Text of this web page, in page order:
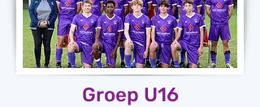
Groep U16